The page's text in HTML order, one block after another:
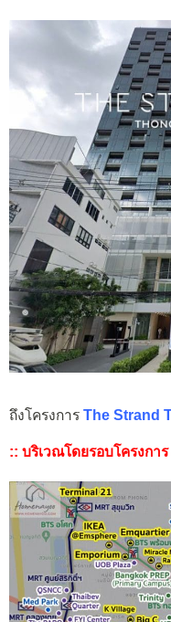
ถึงโครงการ The Strand
:: บริเวณโดยรอบโครงการ